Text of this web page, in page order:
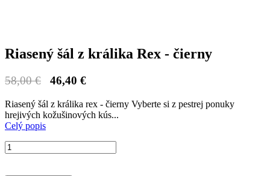
Riasený šál z králika Rex - čierny
58,00 € 46,40 €
Riasený šál z králika rex - čierny Vyberte si z pestrej ponuky
hrejivých kožušinových kús...
Celý popis